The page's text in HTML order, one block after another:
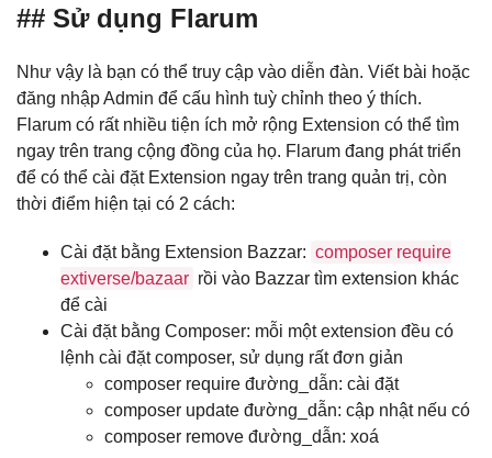
## Sử dụng Flarum
Như vậy là bạn có thể truy cập vào diễn đàn. Viết bài hoặc
đăng nhập Admin để cấu hình tuỳ chỉnh theo ý thích.
Flarum có rất nhiều tiện ích mở rộng Extension có thể tìm
ngay trên trang cộng đồng của họ. Flarum đang phát triển
để có thể cài đặt Extension ngay trên trang quản trị, còn
thời điểm hiện tại có 2 cách:
Cài đặt bằng Extension Bazzar: composer require
extiverse/bazaar rồi vào Bazzar tìm extension khác
để cài
Cài đặt bằng Composer: mỗi một extension đều có
lệnh cài đặt composer, sử dụng rất đơn giản
composer require đường_dẫn: cài đặt
composer update đường_dẫn: cập nhật nếu có
composer remove đường_dẫn: xoá